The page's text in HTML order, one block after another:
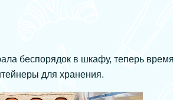
беспорядок в шкафу, теперь время
для хранения.